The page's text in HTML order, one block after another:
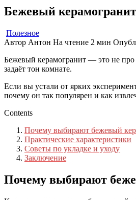
Бежевый
Полезное
Автор Антон На чтение 2 мин
Бежевый керамогранит — это не про
задаёт тон комнате.
Если вы устали от ярких
почему он так популярен и как
Contents
Почему выбирают бежевый
Практические характеристики
Советы по укладке и уходу
Заключение
Почему выбирают